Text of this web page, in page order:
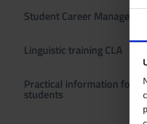
Student Career Management
Linguistic training CLA
Practical information for
students